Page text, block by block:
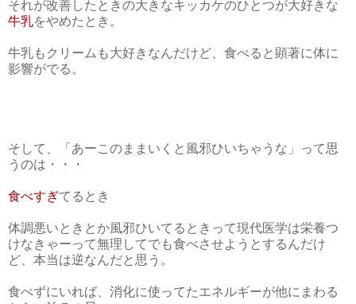
それが改善したときの大きなキッカケのひとつが大好きな
牛乳をやめたとき。
牛乳もクリームも大好きなんだけど、食べると顕著に体に
影響がでる。
そして、「あーこのままいくと風邪ひいちゃうな」って思
うのは・・・
食べすぎてるとき
体調悪いときとか風邪ひいてるときって現代医学は栄養つ
けなきゃーって無理してでも食べさせようとするんだけ
ど、本当は逆なんだと思う。
食べずにいれば、消化に使ってたエネルギーが他にまわる